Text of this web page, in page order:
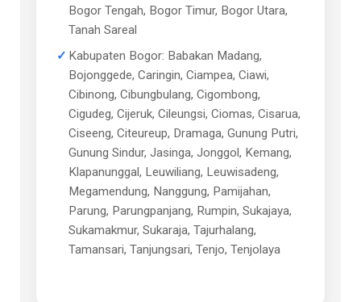
Bogor Tengah, Bogor Timur, Bogor Utara,
Tanah Sareal
Kabupaten Bogor: Babakan Madang,
Bojonggede, Caringin, Ciampea, Ciawi,
Cibinong, Cibungbulang, Cigombong,
Cigudeg, Cijeruk, Cileungsi, Ciomas, Cisarua,
Ciseeng, Citeureup, Dramaga, Gunung Putri,
Gunung Sindur, Jasinga, Jonggol, Kemang,
Klapanunggal, Leuwiliang, Leuwisadeng,
Megamendung, Nanggung, Pamijahan,
Parung, Parungpanjang, Rumpin, Sukajaya,
Sukamakmur, Sukaraja, Tajurhalang,
Tamansari, Tanjungsari, Tenjo, Tenjolaya